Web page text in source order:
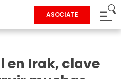
ASOCIATE
en Irak, clave